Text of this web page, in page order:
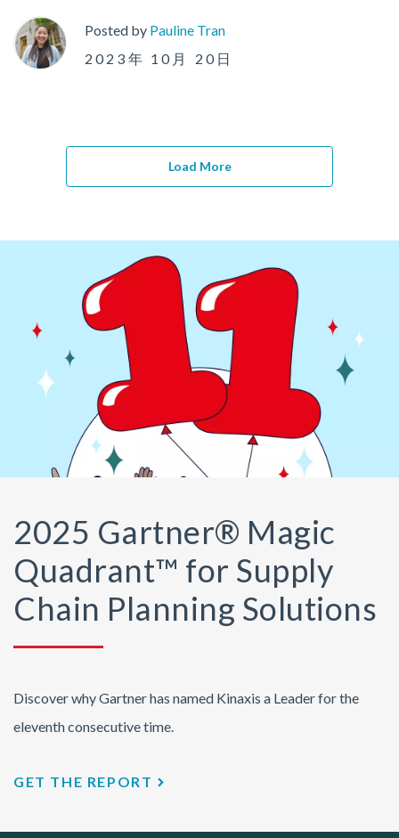
Posted by Pauline Tran
2023年 10月 20日
Load More
2025 Gartner® Magic
Quadrant™ for Supply
Chain Planning Solutions
Discover why Gartner has named Kinaxis a Leader for the
eleventh consecutive time.
GET THE REPORT